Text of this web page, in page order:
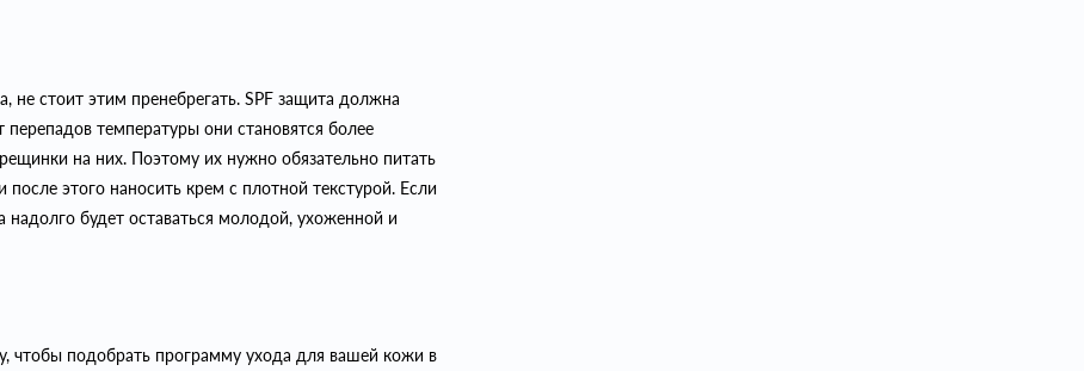
стоит этим пренебрегать. SPF защита должна
температуры они становятся более
на них. Поэтому их нужно обязательно питать
этого наносить крем с плотной текстурой. Если
будет оставаться молодой, ухоженной и
чтобы подобрать программу ухода для вашей кожи в